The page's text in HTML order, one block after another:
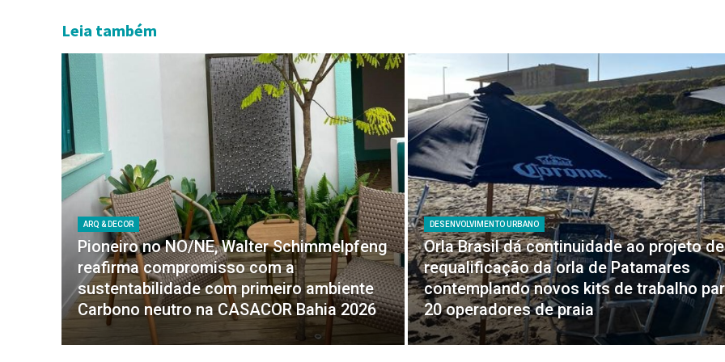
Leia também
ARQ & DECOR
Pioneiro no NO/NE, Walter Schimmelpfeng
reafirma compromisso com a
sustentabilidade com primeiro ambiente
Carbono neutro na CASACOR Bahia 2026
DESENVOLVIMENTO URBANO
Orla Brasil dá continuidade ao projeto de
requalificação da orla de Patamares
contemplando novos kits de trabalho
20 operadores de praia